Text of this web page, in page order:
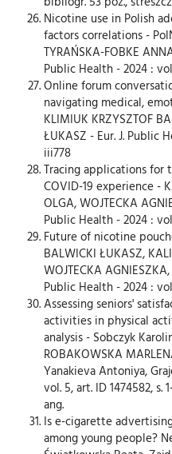
Nicotine use in Polish
factors correlations -
TYRAŃSKA-FOBKE
Public Health - 2024 :
Online forum
navigating medical,
KLIMIUK KRZYSZTOF
ŁUKASZ - Eur. J. Public
iii778
Tracing applications for
COVID-19 experience -
OLGA, WOJTECKA
Public Health - 2024 :
Future of nicotine
BALWICKI ŁUKASZ,
WOJTECKA
Public Health - 2024 :
Assessing seniors'
activities in physical
analysis - Sobczyk
ROBAKOWSKA
Yanakieva Antoniya,
vol. 5, art. ID 1474582, s.
ang.
Is e-cigarette
among young people?